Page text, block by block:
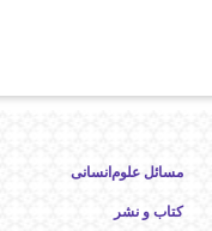
مسائل علوم‌انسانی
کتاب و نشر